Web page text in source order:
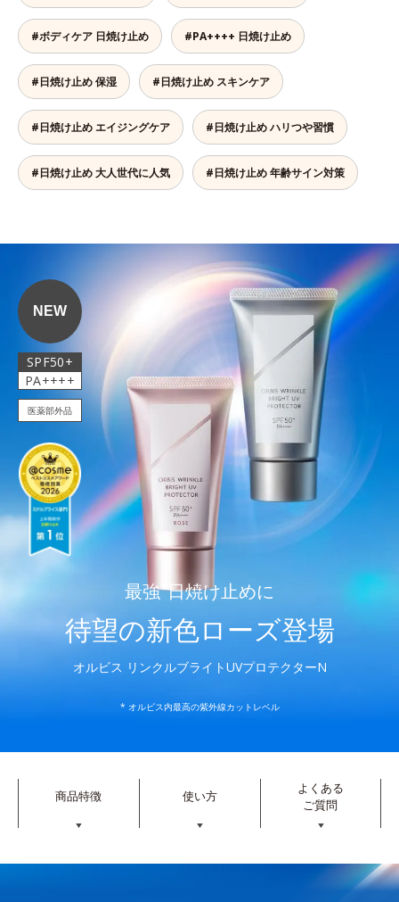
#ボディケア 日焼け止め #PA++++ 日焼け止め
#日焼け止め 保湿 #日焼け止め スキンケア
#日焼け止め エイジングケア #日焼け止め ハリつや習慣
#日焼け止め 大人世代に人気 #日焼け止め 年齢サイン対策
NEW
SPF50+
PA++++
医薬部外品
最強*日焼け止めに
待望の新色ローズ登場
オルビス リンクルブライトUVプロテクターN
* オルビス内最高の紫外線カットレベル
商品特徴
▼
使い方
▼
よくある
ご質問
▼